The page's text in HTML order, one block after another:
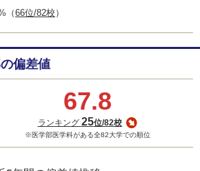
（66位/82校 ）
偏差値
67.8
ランキング 25位/82校
※医学部医学科がある全82大学での順位